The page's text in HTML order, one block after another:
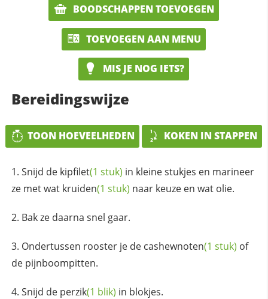
BOODSCHAPPEN TOEVOEGEN
TOEVOEGEN AAN MENU
MIS JE NOG IETS?
Bereidingswijze
TOON HOEVEELHEDEN KOKEN IN STAPPEN
Snijd de kipfilet(1 stuk) in kleine stukjes en marineer
ze met wat kruiden(1 stuk) naar keuze en wat olie.
Bak ze daarna snel gaar.
Ondertussen rooster je de cashewnoten(1 stuk) of
de pijnboompitten.
Snijd de perzik(1 blik) in blokjes.